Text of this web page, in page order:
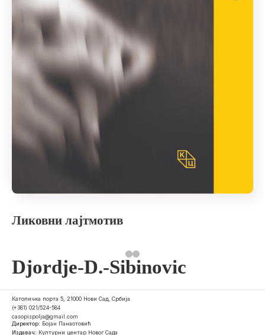
Ликовни лајтмотив
Djordje-D.-Sibinovic
Католичка порта 5, 21000 Нови Сад, Србија
(+381) 021/524-584
casopispolja@gmail.com
Директор: Бојан Панаотовић
Издавач: Културни центар Новог Сада